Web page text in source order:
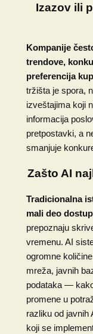
Izazov ili
Kompanije
trendove,
preferencija
tržišta je spora,
izveštajima koji
informacija
pretpostavki, a
smanjuje
Zašto AI
Tradicionalna
mali deo
prepoznaju
vremenu. AI
ogromne
mreža, javnih
podataka —
promene u
razliku od javnih
koji se